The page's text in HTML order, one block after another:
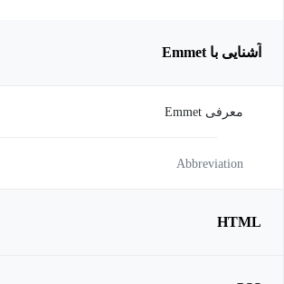
آشنایی با Emmet
معرفی Emmet
HTML